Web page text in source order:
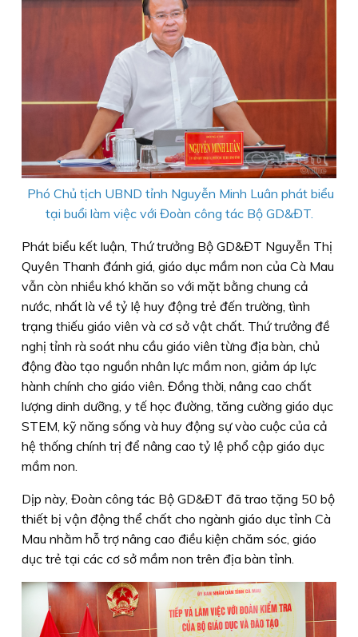
Phó Chủ tịch UBND tỉnh Nguyễn Minh Luân phát biểu
tại buổi làm việc với Đoàn công tác Bộ GD&ĐT.
Phát biểu kết luận, Thứ trưởng Bộ GD&ĐT Nguyễn Thị
Quyên Thanh đánh giá, giáo dục mầm non của Cà Mau
vẫn còn nhiều khó khăn so với mặt bằng chung cả
nước, nhất là về tỷ lệ huy động trẻ đến trường, tình
trạng thiếu giáo viên và cơ sở vật chất. Thứ trưởng đề
nghị tỉnh rà soát nhu cầu giáo viên từng địa bàn, chủ
động đào tạo nguồn nhân lực mầm non, giảm áp lực
hành chính cho giáo viên. Đồng thời, nâng cao chất
lượng dinh dưỡng, y tế học đường, tăng cường giáo dục
STEM, kỹ năng sống và huy động sự vào cuộc của cả
hệ thống chính trị để nâng cao tỷ lệ phổ cập giáo dục
mầm non.
Dịp này, Đoàn công tác Bộ GD&ĐT đã trao tặng 50 bộ
thiết bị vận động thể chất cho ngành giáo dục tỉnh Cà
Mau nhằm hỗ trợ nâng cao điều kiện chăm sóc, giáo
dục trẻ tại các cơ sở mầm non trên địa bàn tỉnh.